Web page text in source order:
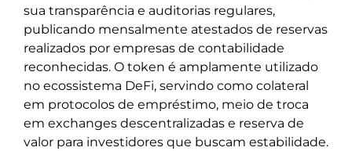
sua transparência e auditorias regulares,
publicando mensalmente atestados de reservas
realizados por empresas de contabilidade
reconhecidas. O token é amplamente utilizado
no ecossistema DeFi, servindo como colateral
em protocolos de empréstimo, meio de troca
em exchanges descentralizadas e reserva de
valor para investidores que buscam estabilidade.